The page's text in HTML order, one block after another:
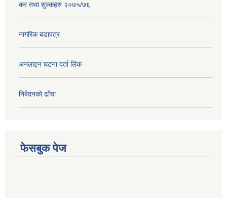
कर तथा शुल्कहरु २०७५/७६
नागरिक बडापत्र
अनलाइन घटना दर्ता लिंक
निबेदनको ढाँचा
फेसबुक पेज